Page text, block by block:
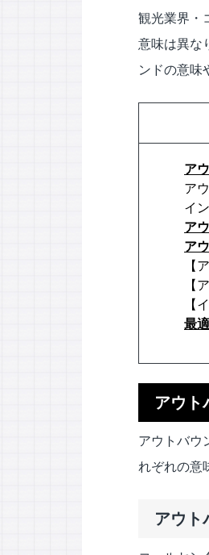
観光業界・
意味は異な
ンドの意味
ア
ア
イ
ア
ア
【
【
【
最
アウト
アウトバウ
れぞれの意
アウト